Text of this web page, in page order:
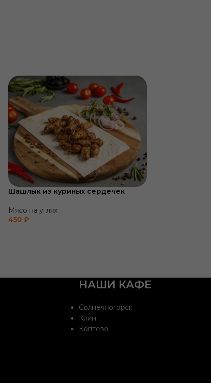
Шашлык из куриных сердечек
Мясо на углях
450 ₽
НАШИ КАФЕ
Солнечногорск
Клин
Коптево